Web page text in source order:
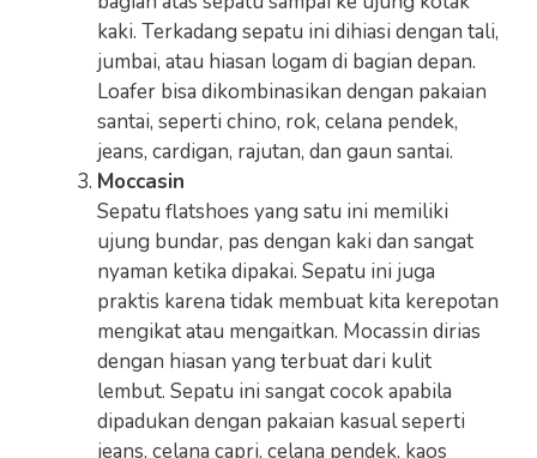
kaki. Terkadang sepatu ini dihiasi dengan tali,
jumbai, atau hiasan logam di bagian depan.
Loafer bisa dikombinasikan dengan pakaian
santai, seperti chino, rok, celana pendek,
jeans, cardigan, rajutan, dan gaun santai.
Moccasin
Sepatu flatshoes yang satu ini memiliki
ujung bundar, pas dengan kaki dan sangat
nyaman ketika dipakai. Sepatu ini juga
praktis karena tidak membuat kita kerepotan
mengikat atau mengaitkan. Mocassin dirias
dengan hiasan yang terbuat dari kulit
lembut. Sepatu ini sangat cocok apabila
dipadukan dengan pakaian kasual seperti
jeans, celana capri, celana pendek, kaos